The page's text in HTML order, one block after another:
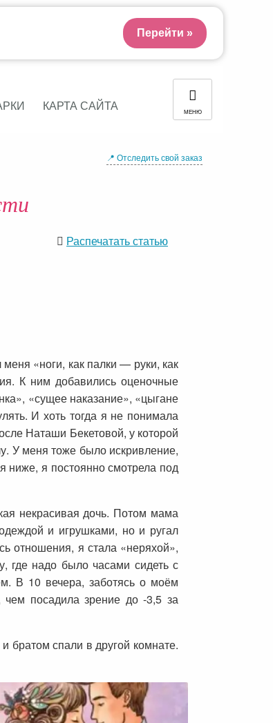
КАРТА САЙТА МЕНЮ
📍 Отследить свой заказ
Распечатать статью
«ноги, как палки — руки, как
К ним добавились оценочные
«сущее наказание», «цыгане
И хоть тогда я не понимала
Наташи Бекетовой, у которой
У меня тоже было искривление,
ниже, я постоянно смотрела под
некрасивая дочь. Потом мама
и игрушками, но и ругал
отношения, я стала «неряхой»,
где надо было часами сидеть с
В 10 вечера, заботясь о моём
посадила зрение до -3,5 за
братом спали в другой комнате.
Перейти »